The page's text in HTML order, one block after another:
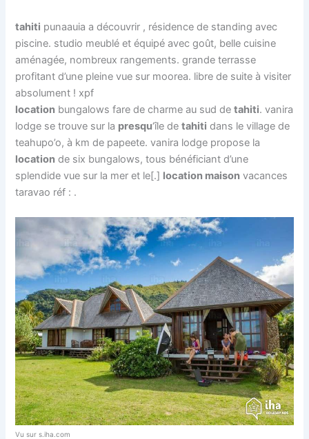
tahiti punaauia a découvrir , résidence de standing avec
piscine. studio meublé et équipé avec goût, belle cuisine
aménagée, nombreux rangements. grande terrasse
profitant d’une pleine vue sur moorea. libre de suite à visiter
absolument ! xpf
location bungalows fare de charme au sud detahiti. vanira
lodge se trouve sur la presqu‘île detahiti dans le village de
teahupo’o, à km de papeete. vanira lodge propose la
location de six bungalows, tous bénéficiant d’une
splendide vue sur la mer et le[.] location maison vacances
taravao réf : .
Vu sur s.iha.com